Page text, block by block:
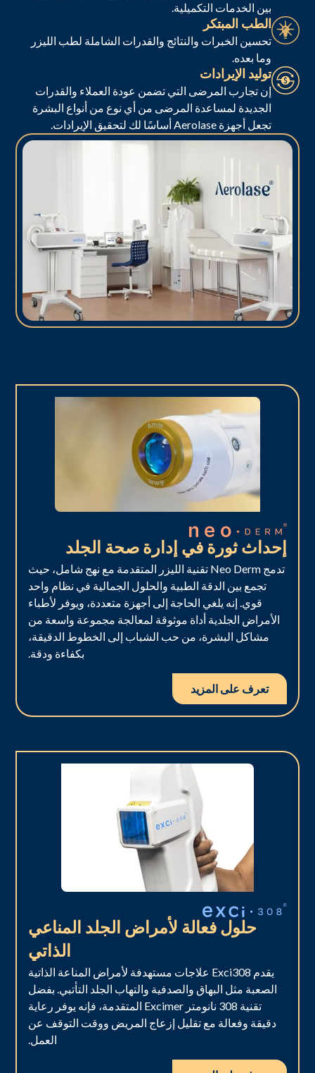
بين الخدمات التكميلية.
الطب المبتكر
تحسين الخبرات والنتائج والقدرات الشاملة لطب الليزر
وما بعده.
توليد الإيرادات
إن تجارب المرضى التي تضمن عودة العملاء والقدرات
الجديدة لمساعدة المرضى من أي نوع من أنواع البشرة
تجعل أجهزة Aerolase أساسًا لك لتحقيق الإيرادات.
إحداث ثورة في إدارة صحة الجلد
تدمج Neo Derm تقنية الليزر المتقدمة مع نهج شامل، حيث
تجمع بين الدقة الطبية والحلول الجمالية في نظام واحد
قوي. إنه يلغي الحاجة إلى أجهزة متعددة، ويوفر لأطباء
الأمراض الجلدية أداة موثوقة لمعالجة مجموعة واسعة من
مشاكل البشرة، من حب الشباب إلى الخطوط الدقيقة،
بكفاءة ودقة.
تعرف على المزيد
حلول فعالة لأمراض الجلد المناعي
الذاتي
يقدم Exci308 علاجات مستهدفة لأمراض المناعة الذاتية
الصعبة مثل البهاق والصدفية والتهاب الجلد التأتبي. بفضل
تقنية 308 نانومتر Excimer المتقدمة، فإنه يوفر رعاية
دقيقة وفعالة مع تقليل إزعاج المريض ووقت التوقف عن
العمل.